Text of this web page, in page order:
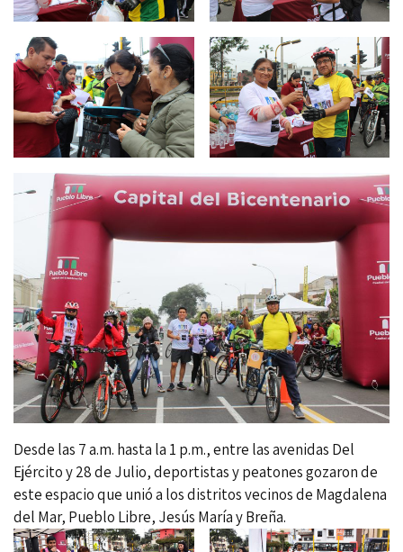
Desde las 7 a.m. hasta la 1 p.m., entre las avenidas Del
Ejército y 28 de Julio, deportistas y peatones gozaron de
este espacio que unió a los distritos vecinos de Magdalena
del Mar, Pueblo Libre, Jesús María y Breña.